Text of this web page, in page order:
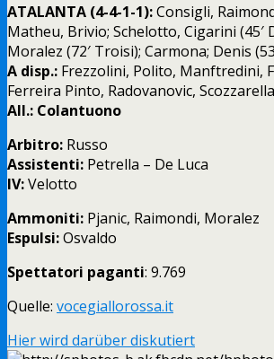
ATALANTA (4-4-1-1):Consigli,
Matheu, Brivio; Schelotto, Cigarini (45′
Moralez (72′ Troisi); Carmona; Denis
A disp.: Frezzolini, Polito, Manftredini,
Ferreira Pinto, Radovanovic,
All.: Colantuono
Arbitro: Russo
Assistenti: Petrella – De Luca
IV:Velotto
Ammoniti: Pjanic, Raimondi, Moralez
Espulsi:Osvaldo
Spettatori paganti: 9.769
Quelle: vocegiallorossa.it
Hier wird darüber diskutiert